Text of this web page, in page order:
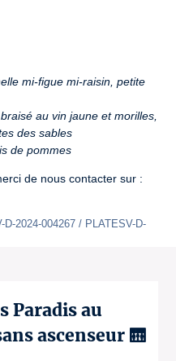
mi-figue mi-raisin, petite
au vin jaune et morilles,
des sables
de pommes
de nous contacter sur :
2024-004267 / PLATESV-D-
Paradis au
ascenseur 🛗